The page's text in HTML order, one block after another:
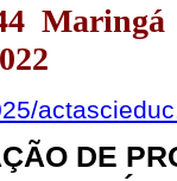
Maringá
DE